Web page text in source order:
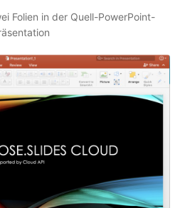
Folien in der Quell-PowerPoint-